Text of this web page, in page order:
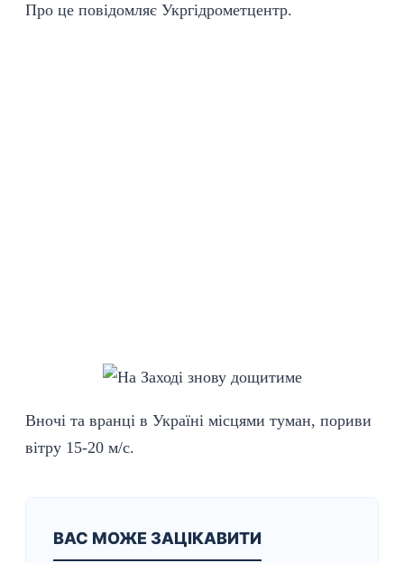
Про це повідомляє Укргідрометцентр.
Вночі та вранці в Україні місцями туман, пориви
вітру 15-20 м/с.
ВАС МОЖЕ ЗАЦІКАВИТИ